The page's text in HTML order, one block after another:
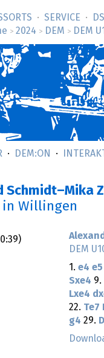
SERVICE
> 2024 > DEM > DEM
DEM:ON
Schmidt–Mika
in Willingen
)
DEM
1. e4 e5
Sxe4 9.
Lxe4
22. Te7
g4 29.